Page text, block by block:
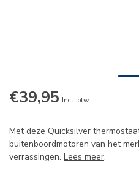
€39,95 Incl. btw
Met deze Quicksilver
buitenboordmotoren van het
verrassingen. Lees meer.